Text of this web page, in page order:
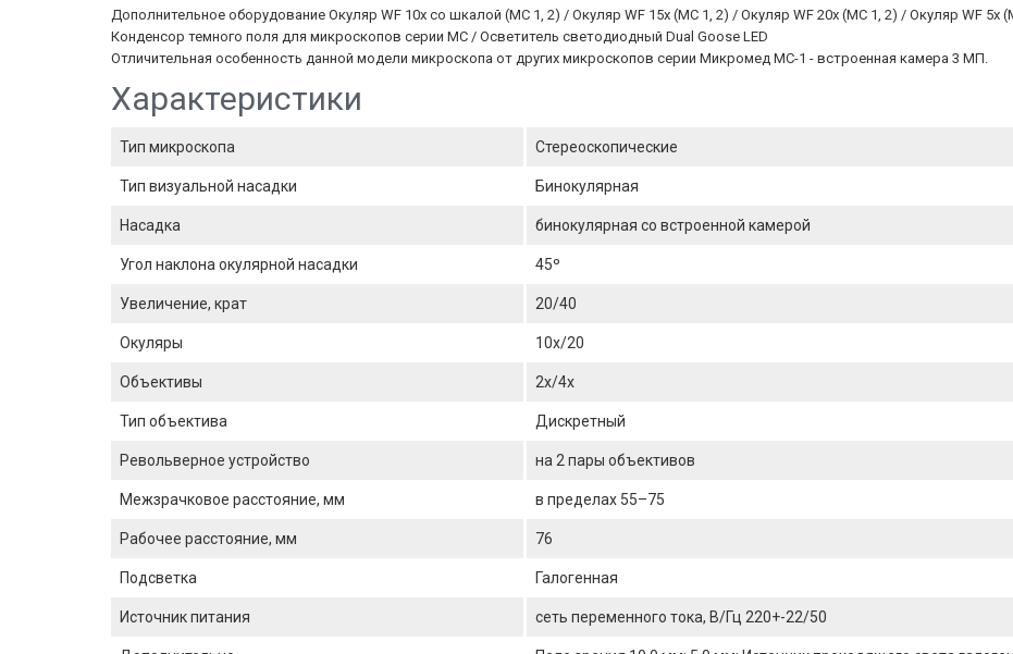
Дополнительное оборудование Окуляр WF 10х со шкалой (МС 1, 2) / Окуляр WF 15х (МС 1, 2) / Окуляр WF 20х (МС 1, 2) / Окуляр WF
Конденсор темного поля для микроскопов серии МС / Осветитель светодиодный Dual Goose LED
Отличительная особенность данной модели микроскопа от других микроскопов серии Микромед МС-1 - встроенная камера 3 МП.
Характеристики
Тип микроскопа Стереоскопические
Тип визуальной насадки Бинокулярная
Насадка бинокулярная со встроенной камерой
Угол наклона окулярной насадки 45º
Увеличение, крат 20/40
Окуляры 10х/20
Объективы 2х/4х
Тип объектива Дискретный
Револьверное устройство на 2 пары объективов
Межзрачковое расстояние, мм в пределах 55–75
Рабочее расстояние, мм 76
Подсветка Галогенная
Источник питания сеть переменного тока, В/Гц 220+-22/50